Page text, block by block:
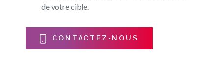
de votre cible.
CONTACTEZ-NOUS